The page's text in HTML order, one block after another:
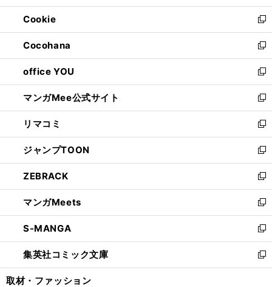
開
く
ウ
で
開
く
ン
ド
ウ
で
開
く
ウ
ィ
ン
ド
ウ
で
開
く
Cookie
新
し
い
ウ
ィ
ン
ド
ウ
で
開
く
Cocohana
新
し
い
ウ
ィ
ン
ド
ウ
で
開
く
office YOU
新
し
い
ウ
ィ
ン
ド
ウ
で
開
く
マンガMee公式サイト
新
し
い
ウ
ィ
ン
ド
ウ
で
開
く
リマコミ
新
し
い
ウ
ィ
ン
ド
ウ
で
開
く
ジャンプTOON
新
し
い
ウ
ィ
ン
ド
ウ
で
開
ZEBRACK
新
し
い
ウ
ィ
ン
ド
ウ
マンガMeets
新
し
い
ウ
ィ
ン
S-MANGA
新
し
い
ウ
集英社コミック文庫
新
し
取材・ファッション